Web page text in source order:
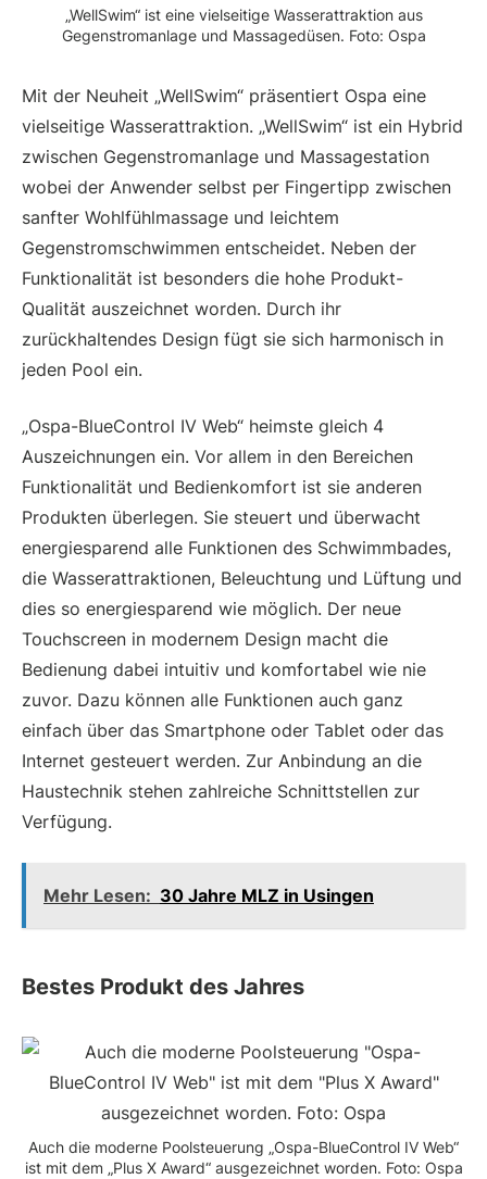
„WellSwim“ ist eine vielseitige Wasserattraktion aus
Gegenstromanlage und Massagedüsen. Foto: Ospa
Mit der Neuheit „WellSwim“ präsentiert Ospa eine
vielseitige Wasserattraktion. „WellSwim“ ist ein Hybrid
zwischen Gegenstromanlage und Massagestation
wobei der Anwender selbst per Fingertipp zwischen
sanfter Wohlfühlmassage und leichtem
Gegenstromschwimmen entscheidet. Neben der
Funktionalität ist besonders die hohe Produkt-
Qualität auszeichnet worden. Durch ihr
zurückhaltendes Design fügt sie sich harmonisch in
jeden Pool ein.
„Ospa-BlueControl IV Web“ heimste gleich 4
Auszeichnungen ein. Vor allem in den Bereichen
Funktionalität und Bedienkomfort ist sie anderen
Produkten überlegen. Sie steuert und überwacht
energiesparend alle Funktionen des Schwimmbades,
die Wasserattraktionen, Beleuchtung und Lüftung und
dies so energiesparend wie möglich. Der neue
Touchscreen in modernem Design macht die
Bedienung dabei intuitiv und komfortabel wie nie
zuvor. Dazu können alle Funktionen auch ganz
einfach über das Smartphone oder Tablet oder das
Internet gesteuert werden. Zur Anbindung an die
Haustechnik stehen zahlreiche Schnittstellen zur
Verfügung.
Mehr Lesen: 30 Jahre MLZ in Usingen
Bestes Produkt des Jahres
Auch die moderne Poolsteuerung „Ospa-BlueControl IV Web“
ist mit dem „Plus X Award“ ausgezeichnet worden. Foto: Ospa